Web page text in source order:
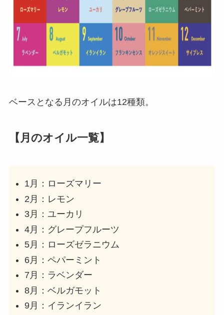
ベースとなる月のオイルは12種類。
【月のオイル一覧】
1月：ローズマリー
2月：レモン
3月：ユーカリ
4月：グレープフルーツ
5月：ローズゼラニウム
6月：ペパーミント
7月：ラベンダー
8月：ベルガモット
9月：イランイラン